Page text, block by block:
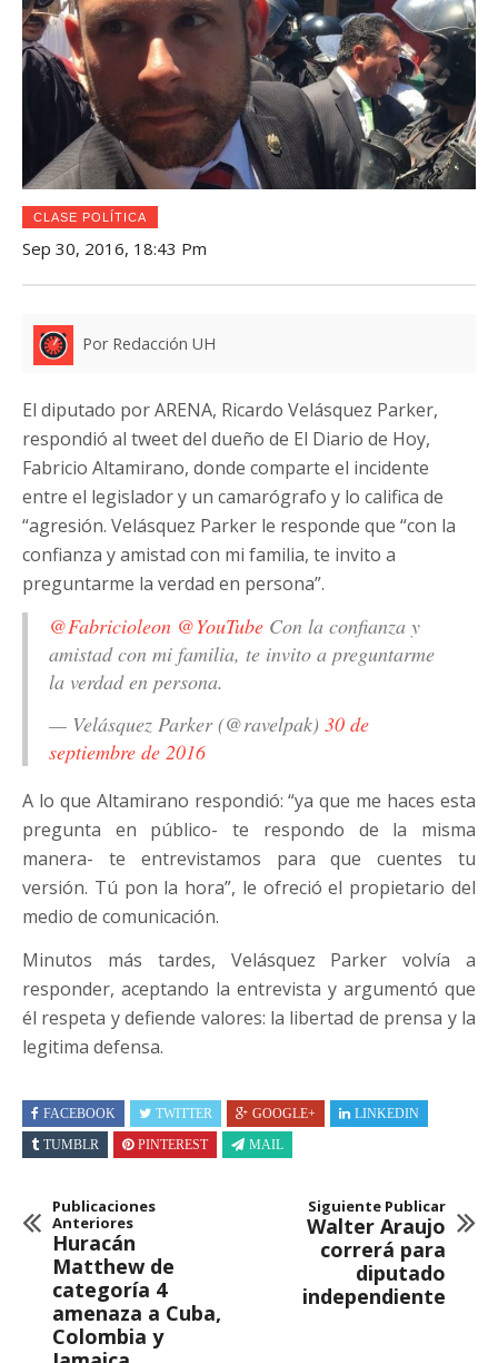
CLASE POLÍTICA
Sep 30, 2016, 18:43 Pm
Por Redacción UH
El diputado por ARENA, Ricardo Velásquez Parker,
respondió al tweet del dueño de El Diario de Hoy,
Fabricio Altamirano, donde comparte el incidente
entre el legislador y un camarógrafo y lo califica de
“agresión. Velásquez Parker le responde que “con la
confianza y amistad con mi familia, te invito a
preguntarme la verdad en persona”.
@Fabricioleon @YouTube Con la confianza y
amistad con mi familia, te invito a preguntarme
la verdad en persona.
— Velásquez Parker (@ravelpak) 30 de
septiembre de 2016
A lo que Altamirano respondió: “ya que me haces esta
pregunta en público- te respondo de la misma
manera- te entrevistamos para que cuentes tu
versión. Tú pon la hora”, le ofreció el propietario del
medio de comunicación.
Minutos más tardes, Velásquez Parker volvía a
responder, aceptando la entrevista y argumentó que
él respeta y defiende valores: la libertad de prensa y la
legitima defensa.
FACEBOOK TWITTER GOOGLE+
LINKEDIN
TUMBLR
PINTEREST MAIL
Publicaciones
Anteriores
Huracán
Matthew de
categoría 4
amenaza a Cuba,
Colombia y
Siguiente Publicar
Walter Araujo
correrá para
diputado
independiente